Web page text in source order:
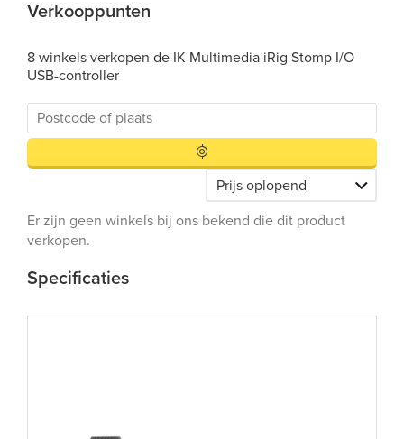
Verkooppunten
8 winkels verkopen de IK Multimedia iRig Stomp I/O
USB-controller
Er zijn geen winkels bij ons bekend die dit product
verkopen.
Specificaties